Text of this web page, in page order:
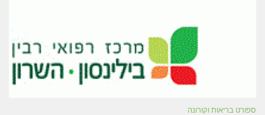
ספורט בריאות וקורונה